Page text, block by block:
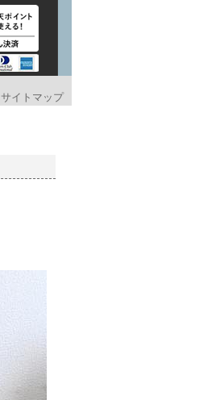
サイトマップ